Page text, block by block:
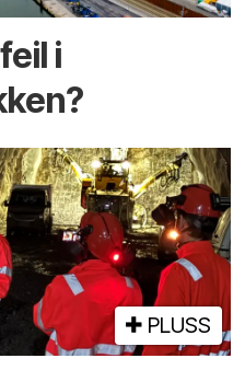
i
PLUSS